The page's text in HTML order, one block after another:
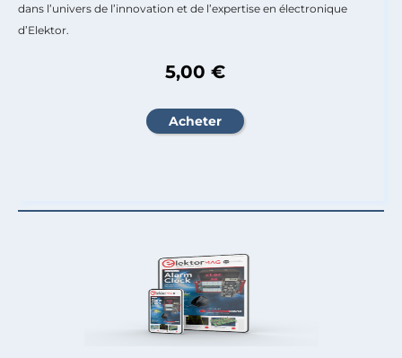
dans l’univers de l’innovation et de l’expertise en électronique
d’Elektor.
5,00 €